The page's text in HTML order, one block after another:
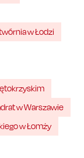
w Łodzi
w Warszawie
w Łomży